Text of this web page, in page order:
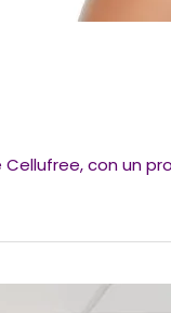
Cellufree, con un